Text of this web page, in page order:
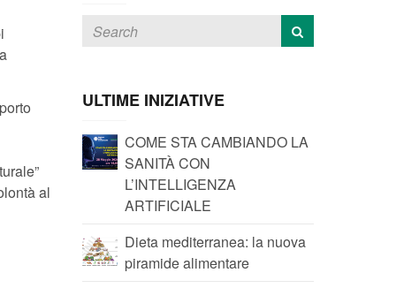
al
ULTIME INIZIATIVE
COME STA CAMBIANDO LA
SANITÀ CON
L’INTELLIGENZA
ARTIFICIALE
Dieta mediterranea: la nuova
piramide alimentare